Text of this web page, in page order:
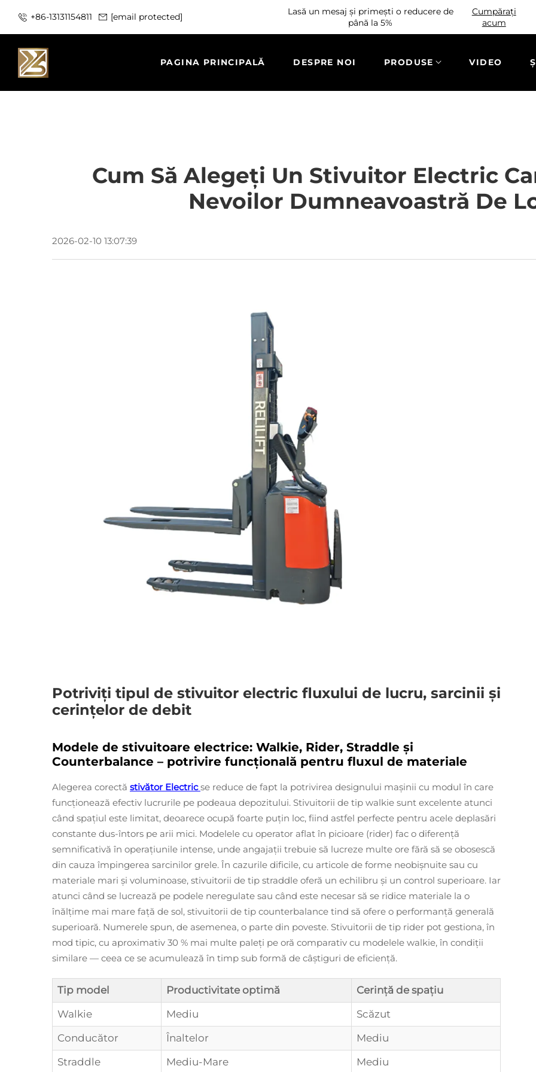
+86-13131154811 [email protected]
Lasă un mesaj și primești o reducere de
până la 5%
Cumpărați
acum
PAGINA PRINCIPALĂ DESPRE NOI PRODUSE VIDEO
Cum Să Alegeți Un Stivuitor Electric
Nevoilor Dumneavoastră De
2026-02-10 13:07:39
Potriviți tipul de stivuitor electric fluxului de lucru, sarcinii și
cerințelor de debit
Modele de stivuitoare electrice: Walkie, Rider, Straddle și
Counterbalance – potrivire funcțională pentru fluxul de materiale
Alegerea corectă stivător Electricse reduce de fapt la potrivirea designului mașinii cu modul în care
funcționează efectiv lucrurile pe podeaua depozitului. Stivuitorii de tip walkie sunt excelente atunci
când spațiul este limitat, deoarece ocupă foarte puțin loc, fiind astfel perfecte pentru acele deplasări
constante dus-întors pe arii mici. Modelele cu operator aflat în picioare (rider) fac o diferență
semnificativă în operațiunile intense, unde angajații trebuie să lucreze multe ore fără să se obosescă
din cauza împingerea sarcinilor grele. În cazurile dificile, cu articole de forme neobișnuite sau cu
materiale mari și voluminoase, stivuitorii de tip straddle oferă un echilibru și un control superioare. Iar
atunci când se lucrează pe podele neregulate sau când este necesar să se ridice materiale la o
înălțime mai mare față de sol, stivuitorii de tip counterbalance tind să ofere o performanță generală
superioară. Numerele spun, de asemenea, o parte din poveste. Stivuitorii de tip rider pot gestiona, în
mod tipic, cu aproximativ 30 % mai multe paleți pe oră comparativ cu modelele walkie, în condiții
similare — ceea ce se acumulează în timp sub formă de câștiguri de eficiență.
Tip model Productivitate optimă
Cerință de spațiu
Walkie
Mediu
Scăzut
Conducător
Înaltelor
Mediu
Straddle
Mediu-Mare Mediu